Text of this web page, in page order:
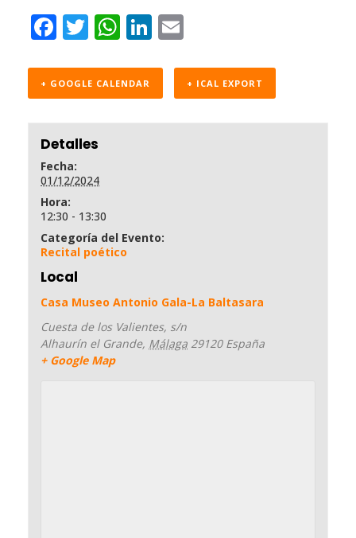
F
c
e
b
o
o
k
T
it
te
r
W
a
ts
A
Li
k
e
dI
ai
l
+ GOOGLE CALENDAR + ICAL EXPORT
Detalles
Fecha:
01/12/2024
Hora:
12:30 - 13:30
Categoría del Evento:
Recital poético
Local
Casa Museo Antonio Gala-La Baltasara
Cuesta de los Valientes, s/n
Alhaurín el Grande, Málaga 29120 España
+ Google Map